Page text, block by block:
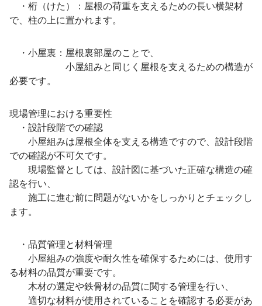
・桁（けた）：屋根の荷重を支えるための長い横架材
で、柱の上に置かれます。
・小屋裏：屋根裏部屋のことで、
小屋組みと同じく屋根を支えるための構造が
必要です。
現場管理における重要性
・設計段階での確認
小屋組みは屋根全体を支える構造ですので、設計段階
での確認が不可欠です。
現場監督としては、設計図に基づいた正確な構造の確
認を行い、
施工に進む前に問題がないかをしっかりとチェックし
ます。
・品質管理と材料管理
小屋組みの強度や耐久性を確保するためには、使用す
る材料の品質が重要です。
木材の選定や鉄骨材の品質に関する管理を行い、
適切な材料が使用されていることを確認する必要があ